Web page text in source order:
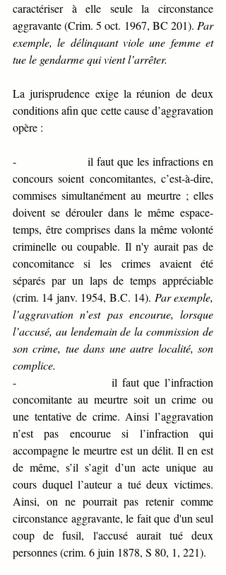
caractériser à elle seule la circonstance
aggravante (Crim. 5 oct. 1967, BC 201). Par
exemple, le délinquant viole une femme et
tue le gendarme qui vient l’arrêter.
La jurisprudence exige la réunion de deux
conditions afin que cette cause d’aggravation
opère :
-                    il faut que les infractions en
concours soient concomitantes, c’est-à-dire,
commises simultanément au meurtre ; elles
doivent se dérouler dans le même espace-
temps, être comprises dans la même volonté
criminelle ou coupable. Il n'y aurait pas de
concomitance si les crimes avaient été
séparés par un laps de temps appréciable
(crim. 14 janv. 1954, B.C. 14). Par exemple,
l’aggravation n’est pas encourue, lorsque
l’accusé, au lendemain de la commission de
son crime, tue dans une autre localité, son
complice.
-                    il faut que l’infraction
concomitante au meurtre soit un crime ou
une tentative de crime. Ainsi l’aggravation
n’est pas encourue si l’infraction qui
accompagne le meurtre est un délit. Il en est
de même, s’il s’agit d’un acte unique au
cours duquel l’auteur a tué deux victimes.
Ainsi, on ne pourrait pas retenir comme
circonstance aggravante, le fait que d'un seul
coup de fusil, l'accusé aurait tué deux
personnes (crim. 6 juin 1878, S 80, 1, 221).